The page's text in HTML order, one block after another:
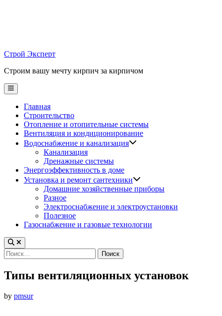
Строй Эксперт
Строим вашу мечту кирпич за кирпичом
Main
Menu
Главная
Строительство
Отопление и отопительные системы
Вентиляция и кондиционирование
Водоснабжение и канализация
Канализация
Дренажные системы
Энергоэффективность в доме
Установка и ремонт сантехники
Домашние хозяйственные приборы
Разное
Электроснабжение и электроустановки
Полезное
Газоснабжение и газовые технологии
Найти:
Типы вентиляционных установок
by pmsur